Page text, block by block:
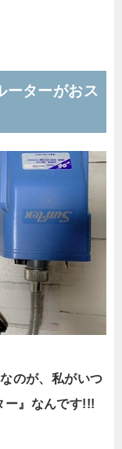
ーターがおス
のが、私がいつ
ー』なんです!!!